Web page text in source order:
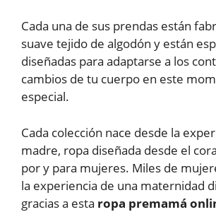
Cada una de sus prendas están
suave tejido de algodón y están
diseñadas para adaptarse a los
cambios de tu cuerpo en este
especial.
Cada colección nace desde la
madre, ropa diseñada desde el
por y para mujeres. Miles de
la experiencia de una maternidad
gracias a esta ropa premamá